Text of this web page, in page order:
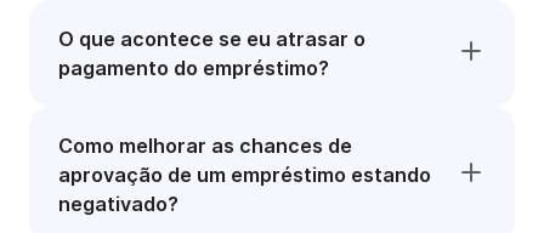
O que acontece se eu atrasar o
pagamento do empréstimo?
Como melhorar as chances de
aprovação de um empréstimo estando
negativado?